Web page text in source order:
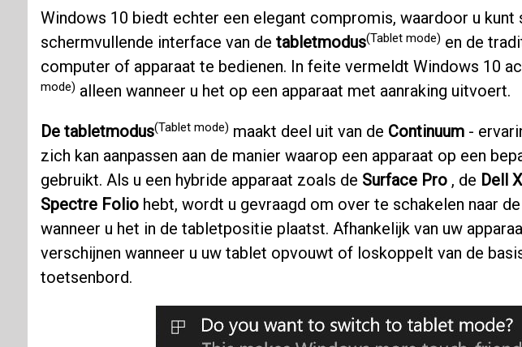
Windows 10 biedt echter een elegant compromis, waardoor u kunt
schermvullende interface van de tabletmodus(Tablet mode) en de
computer of apparaat te bedienen. In feite vermeldt Windows 10
mode) alleen wanneer u het op een apparaat met aanraking uitvoert.
De tabletmodus(Tablet mode) maakt deel uit van de Continuum-
zich kan aanpassen aan de manier waarop een apparaat op een
gebruikt. Als u een hybride apparaat zoals de Surface Pro, de Dell
Spectre Foliohebt, wordt u gevraagd om over te schakelen naar de
wanneer u het in de tabletpositie plaatst. Afhankelijk van uw
verschijnen wanneer u uw tablet opvouwt of loskoppelt van de
toetsenbord.